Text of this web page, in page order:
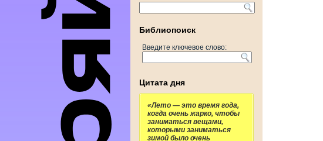
Библиопоиск
Введите ключевое слово:
Цитата дня
«Лето — это время года,
когда очень жарко, чтобы
заниматься вещами,
которыми заниматься
зимой было очень